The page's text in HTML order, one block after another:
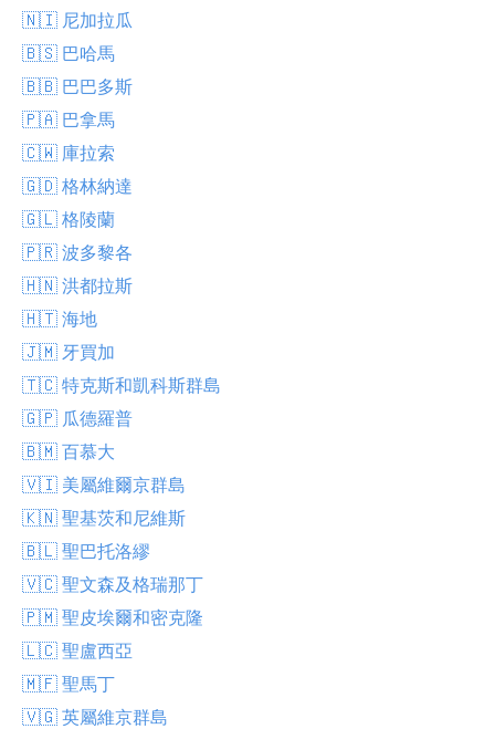
🇳🇮 尼加拉瓜
🇧🇸 巴哈馬
🇧🇧 巴巴多斯
🇵🇦 巴拿馬
🇨🇼 庫拉索
🇬🇩 格林納達
🇬🇱 格陵蘭
🇵🇷 波多黎各
🇭🇳 洪都拉斯
🇭🇹 海地
🇯🇲 牙買加
🇹🇨 特克斯和凱科斯群島
🇬🇵 瓜德羅普
🇧🇲 百慕大
🇻🇮 美屬維爾京群島
🇰🇳 聖基茨和尼維斯
🇧🇱 聖巴托洛繆
🇻🇨 聖文森及格瑞那丁
🇵🇲 聖皮埃爾和密克隆
🇱🇨 聖盧西亞
🇲🇫 聖馬丁
🇻🇬 英屬維京群島